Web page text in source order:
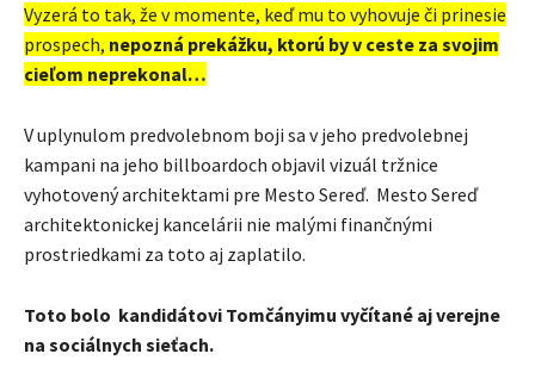
Vyzerá to tak, že v momente, keď mu to vyhovuje či prinesie
prospech, nepozná prekážku, ktorú by v ceste za svojim
cieľom neprekonal…
V uplynulom predvolebnom boji sa v jeho predvolebnej
kampani na jeho billboardoch objavil vizuál tržnice
vyhotovený architektami pre Mesto Sereď. Mesto Sereď
architektonickej kancelárii nie malými finančnými
prostriedkami za toto aj zaplatilo.
Toto bolo kandidátovi Tomčányimu vyčítané aj verejne
na sociálnych sieťach.